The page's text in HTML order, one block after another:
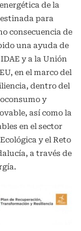
de la
para
consecuencia de
una ayuda de
y a la Unión
en el marco del
dentro del
y
así como la
en el sector
y el Reto
a través de